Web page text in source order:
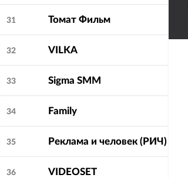
31 Томат Фильм
32 VILKA
33 Sigma SMM
34 Family
35 Реклама и человек (РИЧ)
36 VIDEOSET